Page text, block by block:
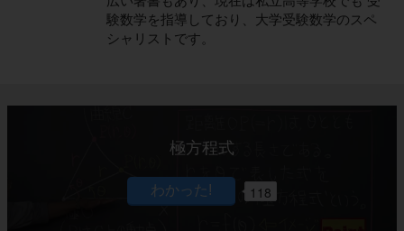
験数学を指導しており、大学受験数学のスペ
シャリストです。
極方程式
118